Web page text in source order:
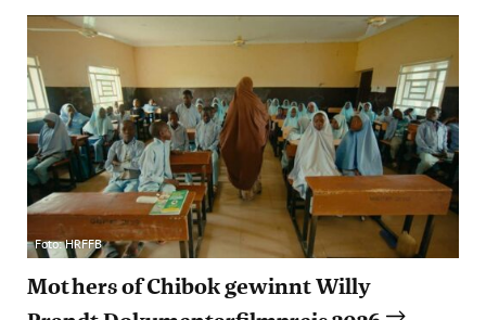
Foto: HRFFB
Mothers of Chibok gewinnt Willy